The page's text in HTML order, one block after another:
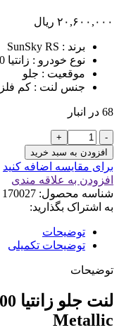
۲۰,۶۰۰,۰۰۰ ریال
برند : SunSky RS
نوع خودرو : زانتیا 2000
موقعیت : جلو
جنس لنت : کم فلز
68 در انبار
لنت
جلو
زانتيا
2000
SunSky
RS
Low
Metallic
عدد
افزودن به سبد خرید
برای مقایسه اضافه کنید
افزودن به علاقه مندی
شناسه محصول: 170027
به اشتراک بگذارید:
توضیحات
توضیحات تکمیلی
توضیحات
Metallic